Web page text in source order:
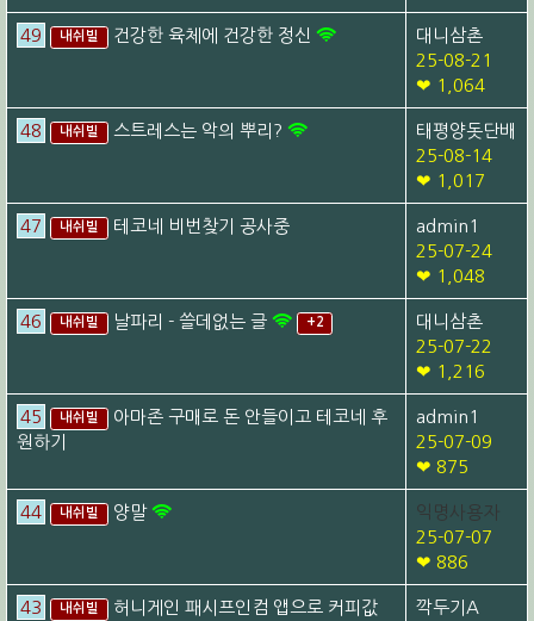
49 내쉬빌 건강한 육체에 건강한 정신
대니삼촌
25-08-21
❤ 1,064
48 내쉬빌 스트레스는 악의 뿌리?
태평양돗단배
25-08-14
❤ 1,017
47 내쉬빌 테코네 비번찾기 공사중
admin1
25-07-24
❤ 1,048
46 내쉬빌 날파리 - 쓸데없는 글 +2
대니삼촌
25-07-22
❤ 1,216
45 내쉬빌
아마존 구매로 돈 안들이고 테코네 후
원하기
admin1
25-07-09
❤ 875
44 내쉬빌 양말
익명사용자
25-07-07
❤ 886
43 내쉬빌
허니게인 패시프인컴 앱으로 커피값
깍두기A